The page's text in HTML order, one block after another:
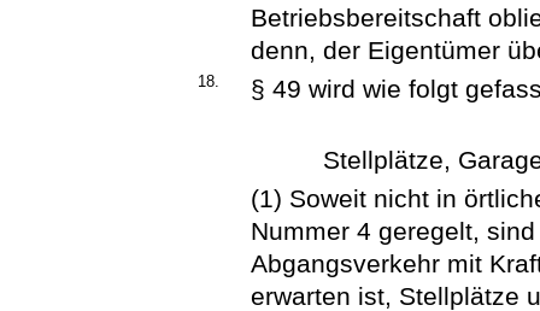
Betriebsbereitschaft
denn, der Eigentümer
18. § 49 wird wie folgt
Stellplätze,
(1) Soweit nicht in
Nummer 4 geregelt,
Abgangsverkehr mit
erwarten ist, Stellplätze